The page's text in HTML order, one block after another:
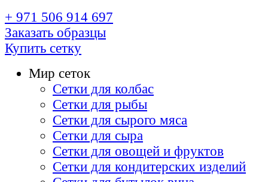
+ 971 506 914 697
Заказать образцы
Купить сетку
Мир сеток
Сетки для колбас
Сетки для рыбы
Сетки для сырого мяса
Сетки для сыра
Сетки для овощей и фруктов
Сетки для кондитерских изделий